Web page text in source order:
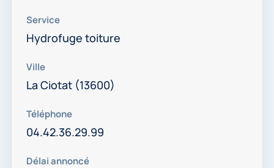
Service
Hydrofuge toiture
Ville
La Ciotat (13600)
Téléphone
04.42.36.29.99
Délai annoncé